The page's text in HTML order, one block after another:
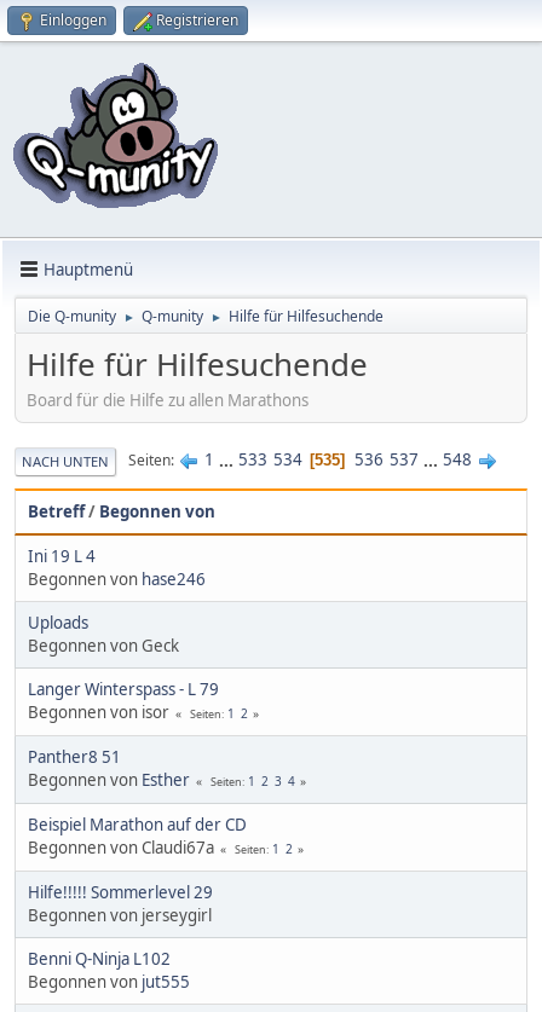
Einloggen Registrieren
Hauptmenü
Die Q-munity ► Q-munity ► Hilfe für Hilfesuchende
Hilfe für Hilfesuchende
Board für die Hilfe zu allen Marathons
NACH UNTEN Seiten 1 ... 533 534 535 536 537 ... 548
Betreff/ Begonnen von
Ini 19 L 4
Begonnen von hase246
Uploads
Begonnen von Geck
Langer Winterspass - L 79
Begonnen von isor
Seiten 1 2
Panther8 51
Begonnen von Esther Seiten 1 2 3 4
Beispiel Marathon auf der CD
Begonnen von Claudi67a
Seiten 1 2
Hilfe!!!!! Sommerlevel 29
Begonnen von jerseygirl
Benni Q-Ninja L102
Begonnen von jut555